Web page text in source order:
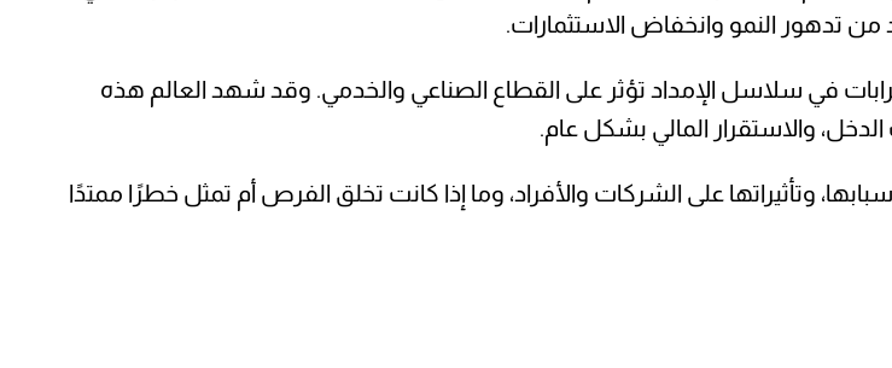
تدهور النمو وانخفاض الاستثمارات.
في سلاسل الإمداد تؤثر على القطاع الصناعي والخدمي. وقد شهد العالم هذه
والاستقرار المالي بشكل عام.
وتأثيراتها على الشركات والأفراد، وما إذا كانت تخلق الفرص أم تمثل خطرًا ممتدًا